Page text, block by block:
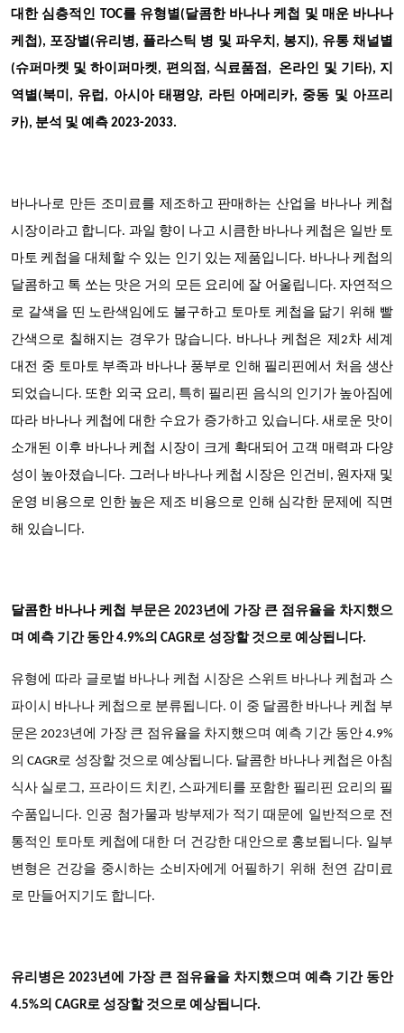
대한 심층적인 TOC를 유형별(달콤한 바나나 케첩 및 매운 바나나
케첩), 포장별(유리병, 플라스틱 병 및 파우치, 봉지), 유통 채널별
(슈퍼마켓 및 하이퍼마켓, 편의점, 식료품점, 온라인 및 기타), 지
역별(북미, 유럽, 아시아 태평양, 라틴 아메리카, 중동 및 아프리
카), 분석 및 예측 2023-2033.
바나나로 만든 조미료를 제조하고 판매하는 산업을 바나나 케첩
시장이라고 합니다. 과일 향이 나고 시큼한 바나나 케첩은 일반 토
마토 케첩을 대체할 수 있는 인기 있는 제품입니다. 바나나 케첩의
달콤하고 톡 쏘는 맛은 거의 모든 요리에 잘 어울립니다. 자연적으
로 갈색을 띤 노란색임에도 불구하고 토마토 케첩을 닮기 위해 빨
간색으로 칠해지는 경우가 많습니다. 바나나 케첩은 제2차 세계
대전 중 토마토 부족과 바나나 풍부로 인해 필리핀에서 처음 생산
되었습니다. 또한 외국 요리, 특히 필리핀 음식의 인기가 높아짐에
따라 바나나 케첩에 대한 수요가 증가하고 있습니다. 새로운 맛이
소개된 이후 바나나 케첩 시장이 크게 확대되어 고객 매력과 다양
성이 높아졌습니다. 그러나 바나나 케첩 시장은 인건비, 원자재 및
운영 비용으로 인한 높은 제조 비용으로 인해 심각한 문제에 직면
해 있습니다.
달콤한 바나나 케첩 부문은 2023년에 가장 큰 점유율을 차지했으
며 예측 기간 동안 4.9%의 CAGR로 성장할 것으로 예상됩니다.
유형에 따라 글로벌 바나나 케첩 시장은 스위트 바나나 케첩과 스
파이시 바나나 케첩으로 분류됩니다. 이 중 달콤한 바나나 케첩 부
문은 2023년에 가장 큰 점유율을 차지했으며 예측 기간 동안 4.9%
의 CAGR로 성장할 것으로 예상됩니다. 달콤한 바나나 케첩은 아침
식사 실로그, 프라이드 치킨, 스파게티를 포함한 필리핀 요리의 필
수품입니다. 인공 첨가물과 방부제가 적기 때문에 일반적으로 전
통적인 토마토 케첩에 대한 더 건강한 대안으로 홍보됩니다. 일부
변형은 건강을 중시하는 소비자에게 어필하기 위해 천연 감미료
로 만들어지기도 합니다.
유리병은 2023년에 가장 큰 점유율을 차지했으며 예측 기간 동안
4.5%의 CAGR로 성장할 것으로 예상됩니다.